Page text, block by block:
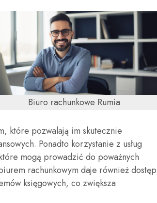
Biuro rachunkowe Rumia
które pozwalają im skutecznie
Ponadto korzystanie z usług
mogą prowadzić do poważnych
rachunkowym daje również dostęp
księgowych, co zwiększa